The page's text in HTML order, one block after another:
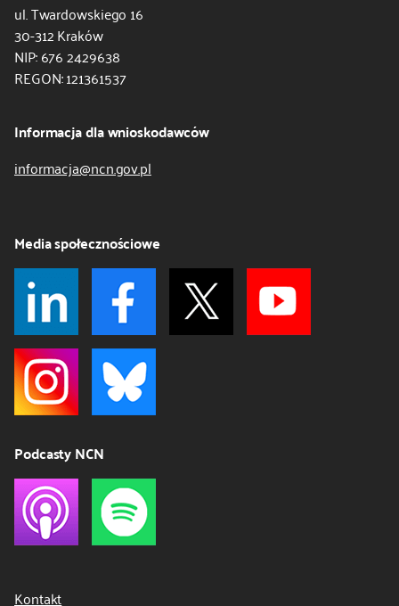
ul. Twardowskiego 16
30-312 Kraków
NIP: 676 2429638
REGON: 121361537
Informacja dla wnioskodawców
informacja@ncn.gov.pl
Media społecznościowe
Podcasty NCN
Kontakt